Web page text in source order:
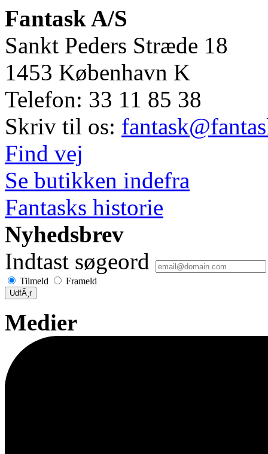
Fantask A/S
Sankt Peders Stræde 18
1453 København K
Telefon: 33 11 85 38
Skriv til os:
Find vej
Se butikken indefra
Fantasks historie
Nyhedsbrev
Indtast søgeord
Tilmeld Frameld
UdfÃ¸r
Medier